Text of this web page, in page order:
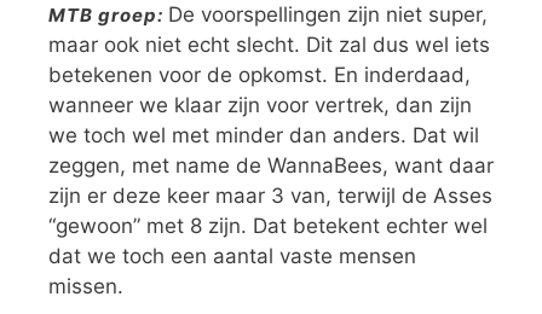
MTB groep: De voorspellingen zijn niet super,
maar ook niet echt slecht. Dit zal dus wel iets
betekenen voor de opkomst. En inderdaad,
wanneer we klaar zijn voor vertrek, dan zijn
we toch wel met minder dan anders. Dat wil
zeggen, met name de WannaBees, want daar
zijn er deze keer maar 3 van, terwijl de Asses
“gewoon” met 8 zijn. Dat betekent echter wel
dat we toch een aantal vaste mensen
missen.